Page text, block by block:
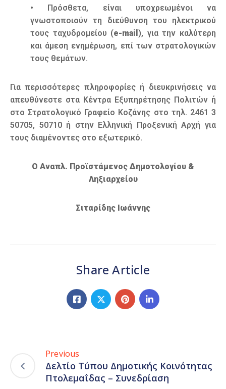
• Πρόσθετα, είναι υποχρεωμένοι να
γνωστοποιούν τη διεύθυνση του ηλεκτρικού
τους ταχυδρομείου (e-mail), για την καλύτερη
και άμεση ενημέρωση, επί των στρατολογικών
τους θεμάτων.
Για περισσότερες πληροφορίες ή διευκρινήσεις να
απευθύνεστε στα Κέντρα Εξυπηρέτησης Πολιτών ή
στο Στρατολογικό Γραφείο Κοζάνης στο τηλ. 2461 3
50705, 50710 ή στην Ελληνική Προξενική Αρχή για
τους διαμένοντες στο εξωτερικό.
Ο Αναπλ. Προϊστάμενος Δημοτολογίου &
Ληξιαρχείου
Σιταρίδης Ιωάννης
Share Article
Previous
Δελτίο Τύπου Δημοτικής Κοινότητας
Πτολεμαΐδας – Συνεδρίαση